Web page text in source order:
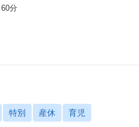
分
特別 産休 育児